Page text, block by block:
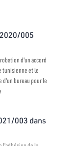
005
d'un accord
tunisienne et le
bureau pour le
003 dans